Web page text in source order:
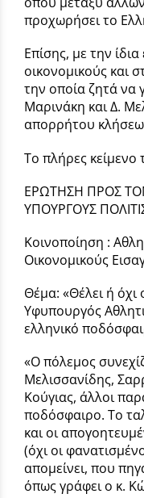
προχωρήσει το
Επίσης, με την
οικονομικούς και
την οποία ζητά να
Μαρινάκη και Δ.
απορρήτου
Το πλήρες κείμενο
ΕΡΩΤΗΣΗ ΠΡΟΣ
ΥΠΟΥΡΓΟΥΣ
Κοινοποίηση :
Οικονομικούς
Θέμα: «Θέλει ή
Υφυπουργός
ελληνικό
«Ο πόλεμος
Μελισσανίδης,
Κούγιας, άλλοι
ποδόσφαιρο. Το
και οι
(όχι οι
απομείνει, που
όπως γράφει ο κ.